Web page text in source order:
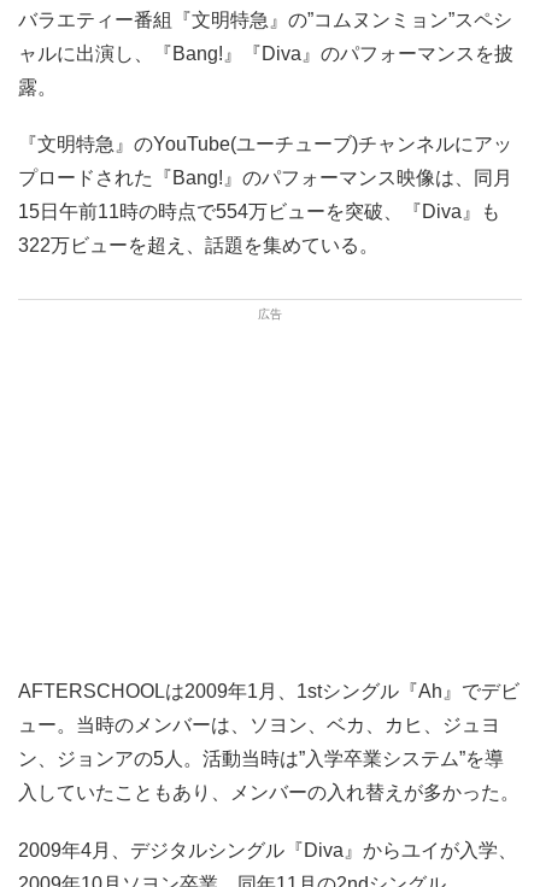
バラエティー番組『文明特急』の”コムヌンミョン”スペシ
ャルに出演し、『Bang!』『Diva』のパフォーマンスを披
露。
『文明特急』のYouTube(ユーチューブ)チャンネルにアッ
プロードされた『Bang!』のパフォーマンス映像は、同月
15日午前11時の時点で554万ビューを突破、『Diva』も
322万ビューを超え、話題を集めている。
AFTERSCHOOLは2009年1月、1stシングル『Ah』でデビ
ュー。当時のメンバーは、ソヨン、ベカ、カヒ、ジュヨ
ン、ジョンアの5人。活動当時は”入学卒業システム”を導
入していたこともあり、メンバーの入れ替えが多かった。
2009年4月、デジタルシングル『Diva』からユイが入学、